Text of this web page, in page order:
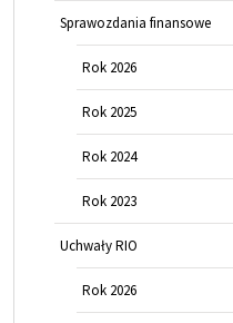
Sprawozdania finansowe
Rok 2026
Rok 2025
Rok 2024
Rok 2023
Uchwały RIO
Rok 2026